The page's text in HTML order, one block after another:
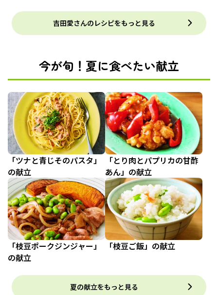
吉田愛さんのレシピをもっと見る
今が旬！夏に食べたい献立
「ツナと青じそのパスタ」
の献立
「とり肉とパプリカの甘酢
あん」の献立
「枝豆ポークジンジャー」
の献立
「枝豆ご飯」の献立
夏の献立をもっと見る